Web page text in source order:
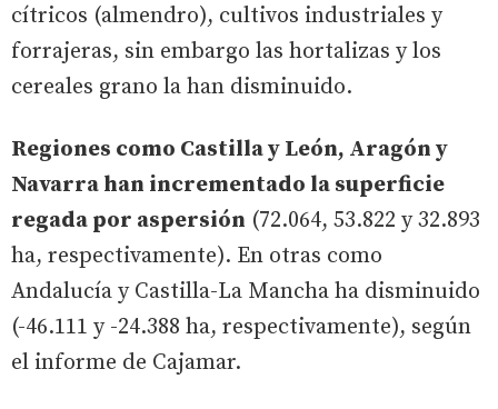
cítricos (almendro), cultivos industriales y
forrajeras, sin embargo las hortalizas y los
cereales grano la han disminuido.
Regiones como Castilla y León, Aragón y
Navarra han incrementado la superficie
regada por aspersión (72.064, 53.822 y 32.893
ha, respectivamente). En otras como
Andalucía y Castilla-La Mancha ha disminuido
(-46.111 y -24.388 ha, respectivamente), según
el informe de Cajamar.